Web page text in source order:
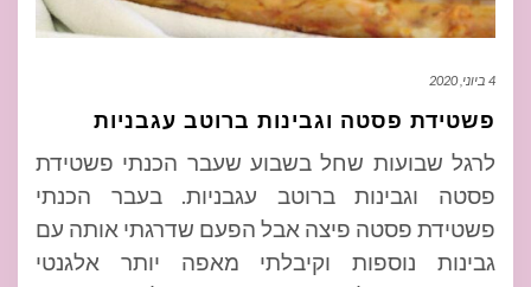
4 ביוני, 2020
פשטידת פסטה וגבינות ברוטב עגבניות
לרגל שבועות שחל בשבוע שעבר הכנתי פשטידת
פסטה וגבינות ברוטב עגבניות. בעבר הכנתי
פשטידת פסטה פיצה אבל הפעם שדרגתי אותה עם
גבינות נוספות וקיבלתי מאפה יותר אלגנטי